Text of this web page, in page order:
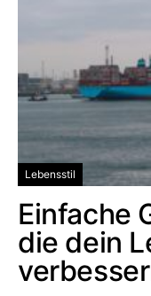
Lebensstil
Einfache
die dein